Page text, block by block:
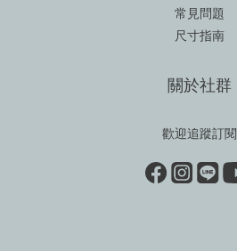
常見問題
尺寸指南
關於社群
歡迎追蹤訂閱